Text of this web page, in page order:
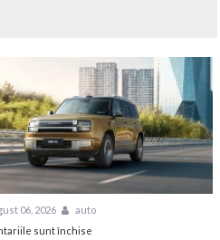
06, 2026
auto
sunt închise